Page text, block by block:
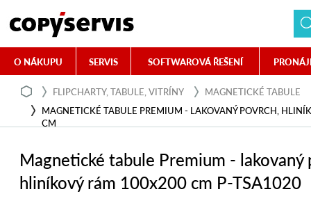
O NÁKUPU SERVIS SOFTWAROVÁ ŘEŠENÍ
FLIPCHARTY, TABULE, VITRÍNY
MAGNETICKÉ TABULE
MAGNETICKÉ TABULE PREMIUM - LAKOVANÝ POVRCH,
CM
Magnetické tabule Premium - lakovaný
hliníkový rám 100x200 cm P-TSA1020